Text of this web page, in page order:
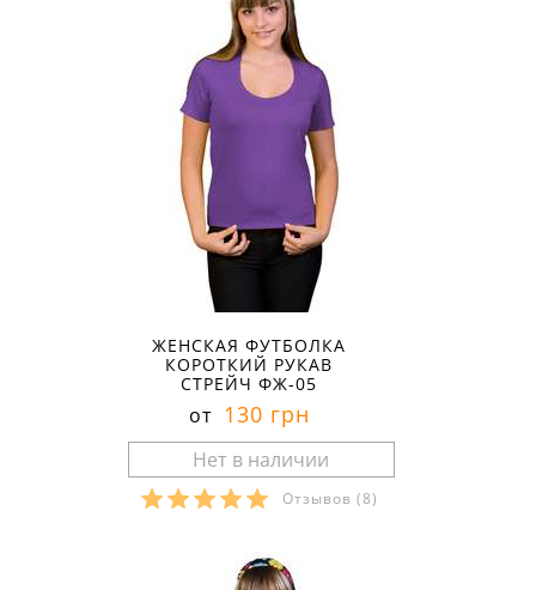
ЖЕНСКАЯ ФУТБОЛКА
КОРОТКИЙ РУКАВ
СТРЕЙЧ ФЖ-05
от 130 грн
Отзывов (8)